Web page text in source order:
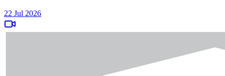
22 Jul 2026